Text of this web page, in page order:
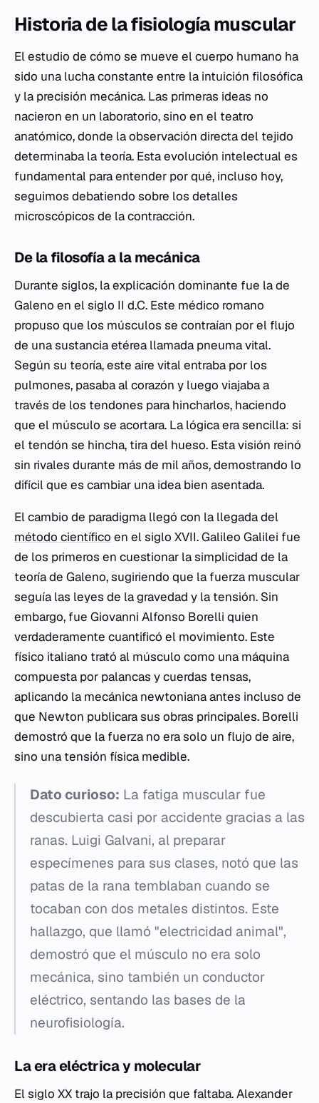
Historia de la fisiología muscular
El estudio de cómo se mueve el cuerpo humano ha
sido una lucha constante entre la intuición filosófica
y la precisión mecánica. Las primeras ideas no
nacieron en un laboratorio, sino en el teatro
anatómico, donde la observación directa del tejido
determinaba la teoría. Esta evolución intelectual es
fundamental para entender por qué, incluso hoy,
seguimos debatiendo sobre los detalles
microscópicos de la contracción.
De la filosofía a la mecánica
Durante siglos, la explicación dominante fue la de
Galeno en el siglo II d.C. Este médico romano
propuso que los músculos se contraían por el flujo
de una sustancia etérea llamada pneuma vital.
Según su teoría, este aire vital entraba por los
pulmones, pasaba al corazón y luego viajaba a
través de los tendones para hincharlos, haciendo
que el músculo se acortara. La lógica era sencilla: si
el tendón se hincha, tira del hueso. Esta visión reinó
sin rivales durante más de mil años, demostrando lo
difícil que es cambiar una idea bien asentada.
El cambio de paradigma llegó con la llegada del
método científico en el siglo XVII. Galileo Galilei fue
de los primeros en cuestionar la simplicidad de la
teoría de Galeno, sugiriendo que la fuerza muscular
seguía las leyes de la gravedad y la tensión. Sin
embargo, fue Giovanni Alfonso Borelli quien
verdaderamente cuantificó el movimiento. Este
físico italiano trató al músculo como una máquina
compuesta por palancas y cuerdas tensas,
aplicando la mecánica newtoniana antes incluso de
que Newton publicara sus obras principales. Borelli
demostró que la fuerza no era solo un flujo de aire,
sino una tensión física medible.
Dato curioso: La fatiga muscular fue
descubierta casi por accidente gracias a las
ranas. Luigi Galvani, al preparar
especímenes para sus clases, notó que las
patas de la rana temblaban cuando se
tocaban con dos metales distintos. Este
hallazgo, que llamó "electricidad animal",
demostró que el músculo no era solo
mecánica, sino también un conductor
eléctrico, sentando las bases de la
neurofisiología.
La era eléctrica y molecular
El siglo XX trajo la precisión que faltaba. Alexander